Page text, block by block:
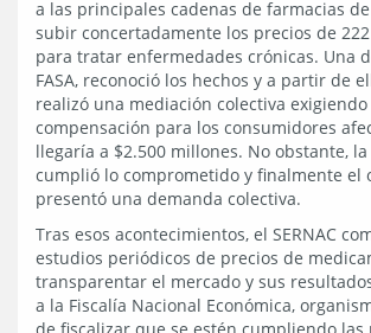
a las principales cadenas de farmacias
subir concertadamente los precios de
para tratar enfermedades crónicas. Una
FASA, reconoció los hechos y a partir de
realizó una mediación colectiva exigiendo
compensación para los consumidores
llegaría a $2.500 millones. No obstante,
cumplió lo comprometido y finalmente el
presentó una demanda colectiva.
Tras esos acontecimientos, el SERNAC
estudios periódicos de precios de
transparentar el mercado y sus
a la Fiscalía Nacional Económica,
de fiscalizar que se estén cumpliendo las